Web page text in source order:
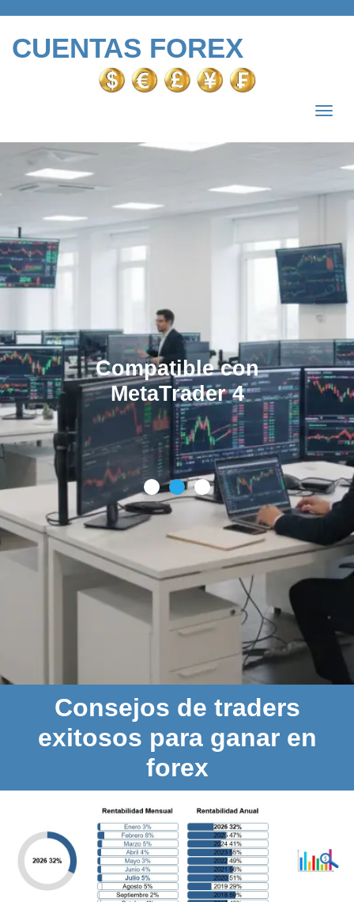
CUENTAS FOREX
Compatible con
MetaTrader 4
Consejos de traders
exitosos para ganar en
forex